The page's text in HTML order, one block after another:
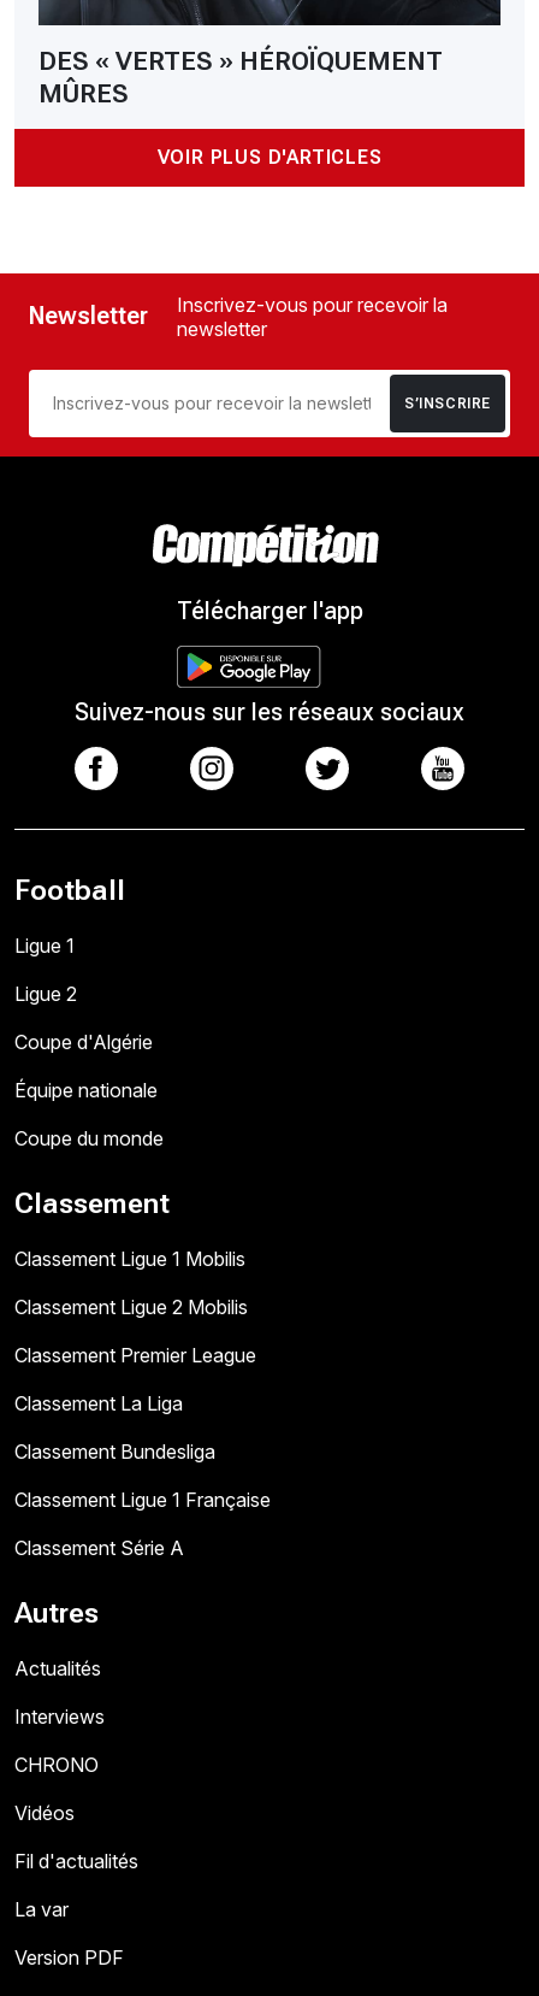
DES « VERTES » HÉROÏQUEMENT
MÛRES
VOIR PLUS D'ARTICLES
Newsletter
Inscrivez-vous pour recevoir la
newsletter
S’INSCRIRE
Télécharger l'app
Suivez-nous sur les réseaux sociaux
Football
Ligue 1
Ligue 2
Coupe d'Algérie
Équipe nationale
Coupe du monde
Classement
Classement Ligue 1 Mobilis
Classement Ligue 2 Mobilis
Classement Premier League
Classement La Liga
Classement Bundesliga
Classement Ligue 1 Française
Classement Série A
Autres
Actualités
Interviews
CHRONO
Vidéos
Fil d'actualités
La var
Version PDF